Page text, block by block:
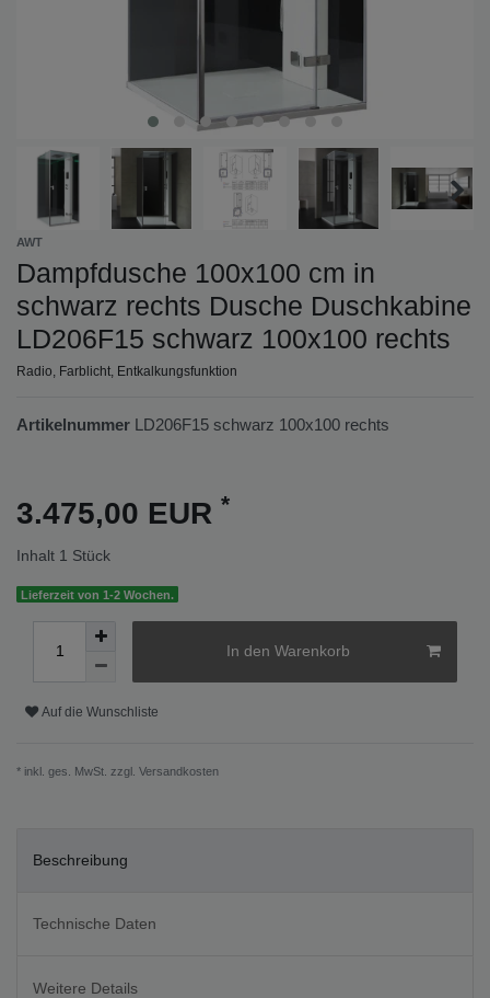
AWT
Dampfdusche 100x100 cm in
schwarz rechts Dusche Duschkabine
LD206F15 schwarz 100x100 rechts
Radio, Farblicht, Entkalkungsfunktion
Artikelnummer LD206F15 schwarz 100x100 rechts
3.475,00 EUR *
Inhalt 1 Stück
Lieferzeit von 1-2 Wochen.
In den Warenkorb
Auf die Wunschliste
* inkl. ges. MwSt. zzgl. Versandkosten
Beschreibung
Technische Daten
Weitere Details